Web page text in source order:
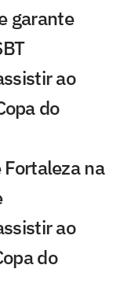
garante
ao
do
na
ao
do